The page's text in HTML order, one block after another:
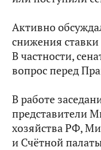
Активно
снижения
В частности,
вопрос перед
В работе
представители
хозяйства РФ,
и Счётной